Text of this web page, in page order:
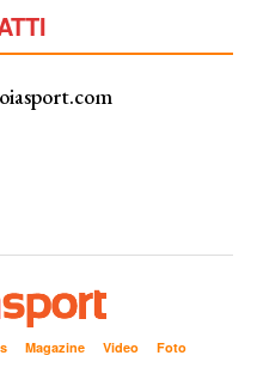
Magazine Video Foto